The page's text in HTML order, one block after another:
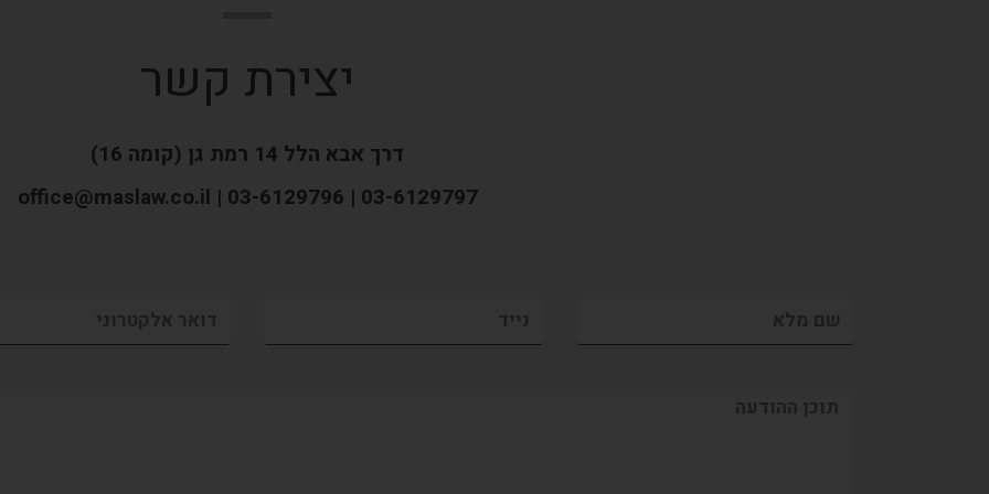
יצירת קשר
דרך אבא הלל 14 רמת גן (קומה 16)
office@maslaw.co.il | 03-6129796 | 03-6129797